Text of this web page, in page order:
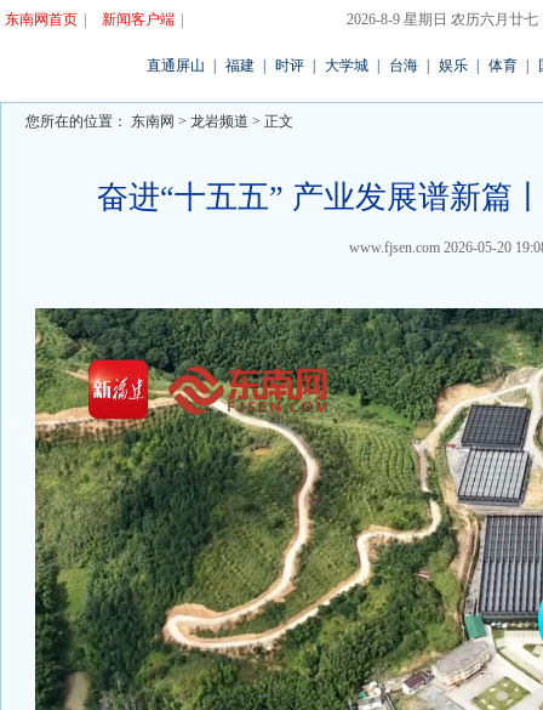
东南网首页 新闻客户端 2026-8-9 星期日 农历六月廿七
直通屏山 福建 时评 大学城 台海 娱乐 体育
您所在的位置： 东南网 > 龙岩频道 > 正文
奋进“十五五” 产业发展谱新篇
www.fjsen.com2026-05-20